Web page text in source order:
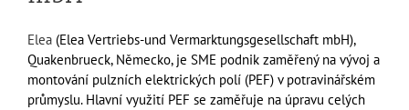
Elea (Elea Vertriebs-und Vermarktungsgesellschaft mbH),
Quakenbrueck, Německo, je SME podnik zaměřený na vývoj a
montování pulzních elektrických polí (PEF) v potravinářském
průmyslu. Hlavní využití PEF se zaměřuje na úpravu celých